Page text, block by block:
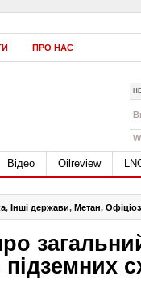
ПРО НАС
Відео Oilreview
, Інші держави, Метан, Офіціоз
підземних